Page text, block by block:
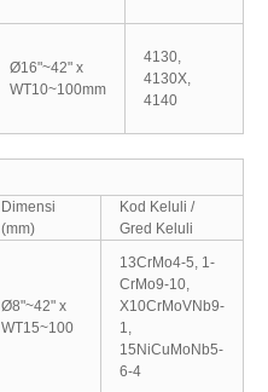
Ø16"~42" x
WT10~100mm
4130,
4130X,
4140
Dimensi
(mm)
Kod Keluli /
Gred Keluli
Ø8"~42" x
WT15~100
13CrMo4-5, 1-
CrMo9-10,
X10CrMoVNb9-
1,
15NiCuMoNb5-
6-4